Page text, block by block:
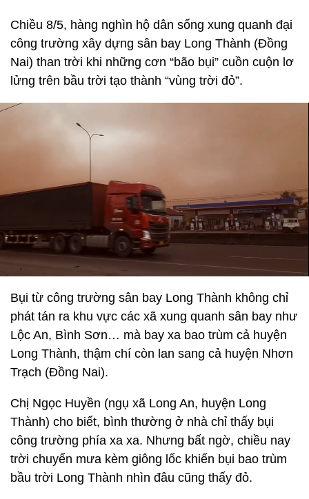
Chiều 8/5, hàng nghìn hộ dân sống xung quanh đại
công trường xây dựng sân bay Long Thành (Đồng
Nai) than trời khi những cơn “bão bụi” cuồn cuộn lơ
lửng trên bầu trời tạo thành “vùng trời đỏ”.
Bụi từ công trường sân bay Long Thành không chỉ
phát tán ra khu vực các xã xung quanh sân bay như
Lộc An, Bình Sơn… mà bay xa bao trùm cả huyện
Long Thành, thậm chí còn lan sang cả huyện Nhơn
Trạch (Đồng Nai).
Chị Ngọc Huyền (ngụ xã Long An, huyện Long
Thành) cho biết, bình thường ở nhà chỉ thấy bụi
công trường phía xa xa. Nhưng bất ngờ, chiều nay
trời chuyển mưa kèm giông lốc khiến bụi bao trùm
bầu trời Long Thành nhìn đâu cũng thấy đỏ.